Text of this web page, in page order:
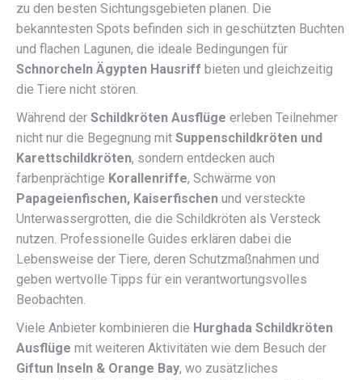
zu den besten Sichtungsgebieten planen. Die
bekanntesten Spots befinden sich in geschützten Buchten
und flachen Lagunen, die ideale Bedingungen für
Schnorcheln Ägypten Hausriff bieten und gleichzeitig
die Tiere nicht stören.
Während der Schildkröten Ausflüge erleben Teilnehmer
nicht nur die Begegnung mit Suppenschildkröten und
Karettschildkröten, sondern entdecken auch
farbenprächtige Korallenriffe, Schwärme von
Papageienfischen, Kaiserfischen und versteckte
Unterwassergrotten, die die Schildkröten als Versteck
nutzen. Professionelle Guides erklären dabei die
Lebensweise der Tiere, deren Schutzmaßnahmen und
geben wertvolle Tipps für ein verantwortungsvolles
Beobachten.
Viele Anbieter kombinieren die Hurghada Schildkröten
Ausflüge mit weiteren Aktivitäten wie dem Besuch der
Giftun Inseln & Orange Bay, wo zusätzliches